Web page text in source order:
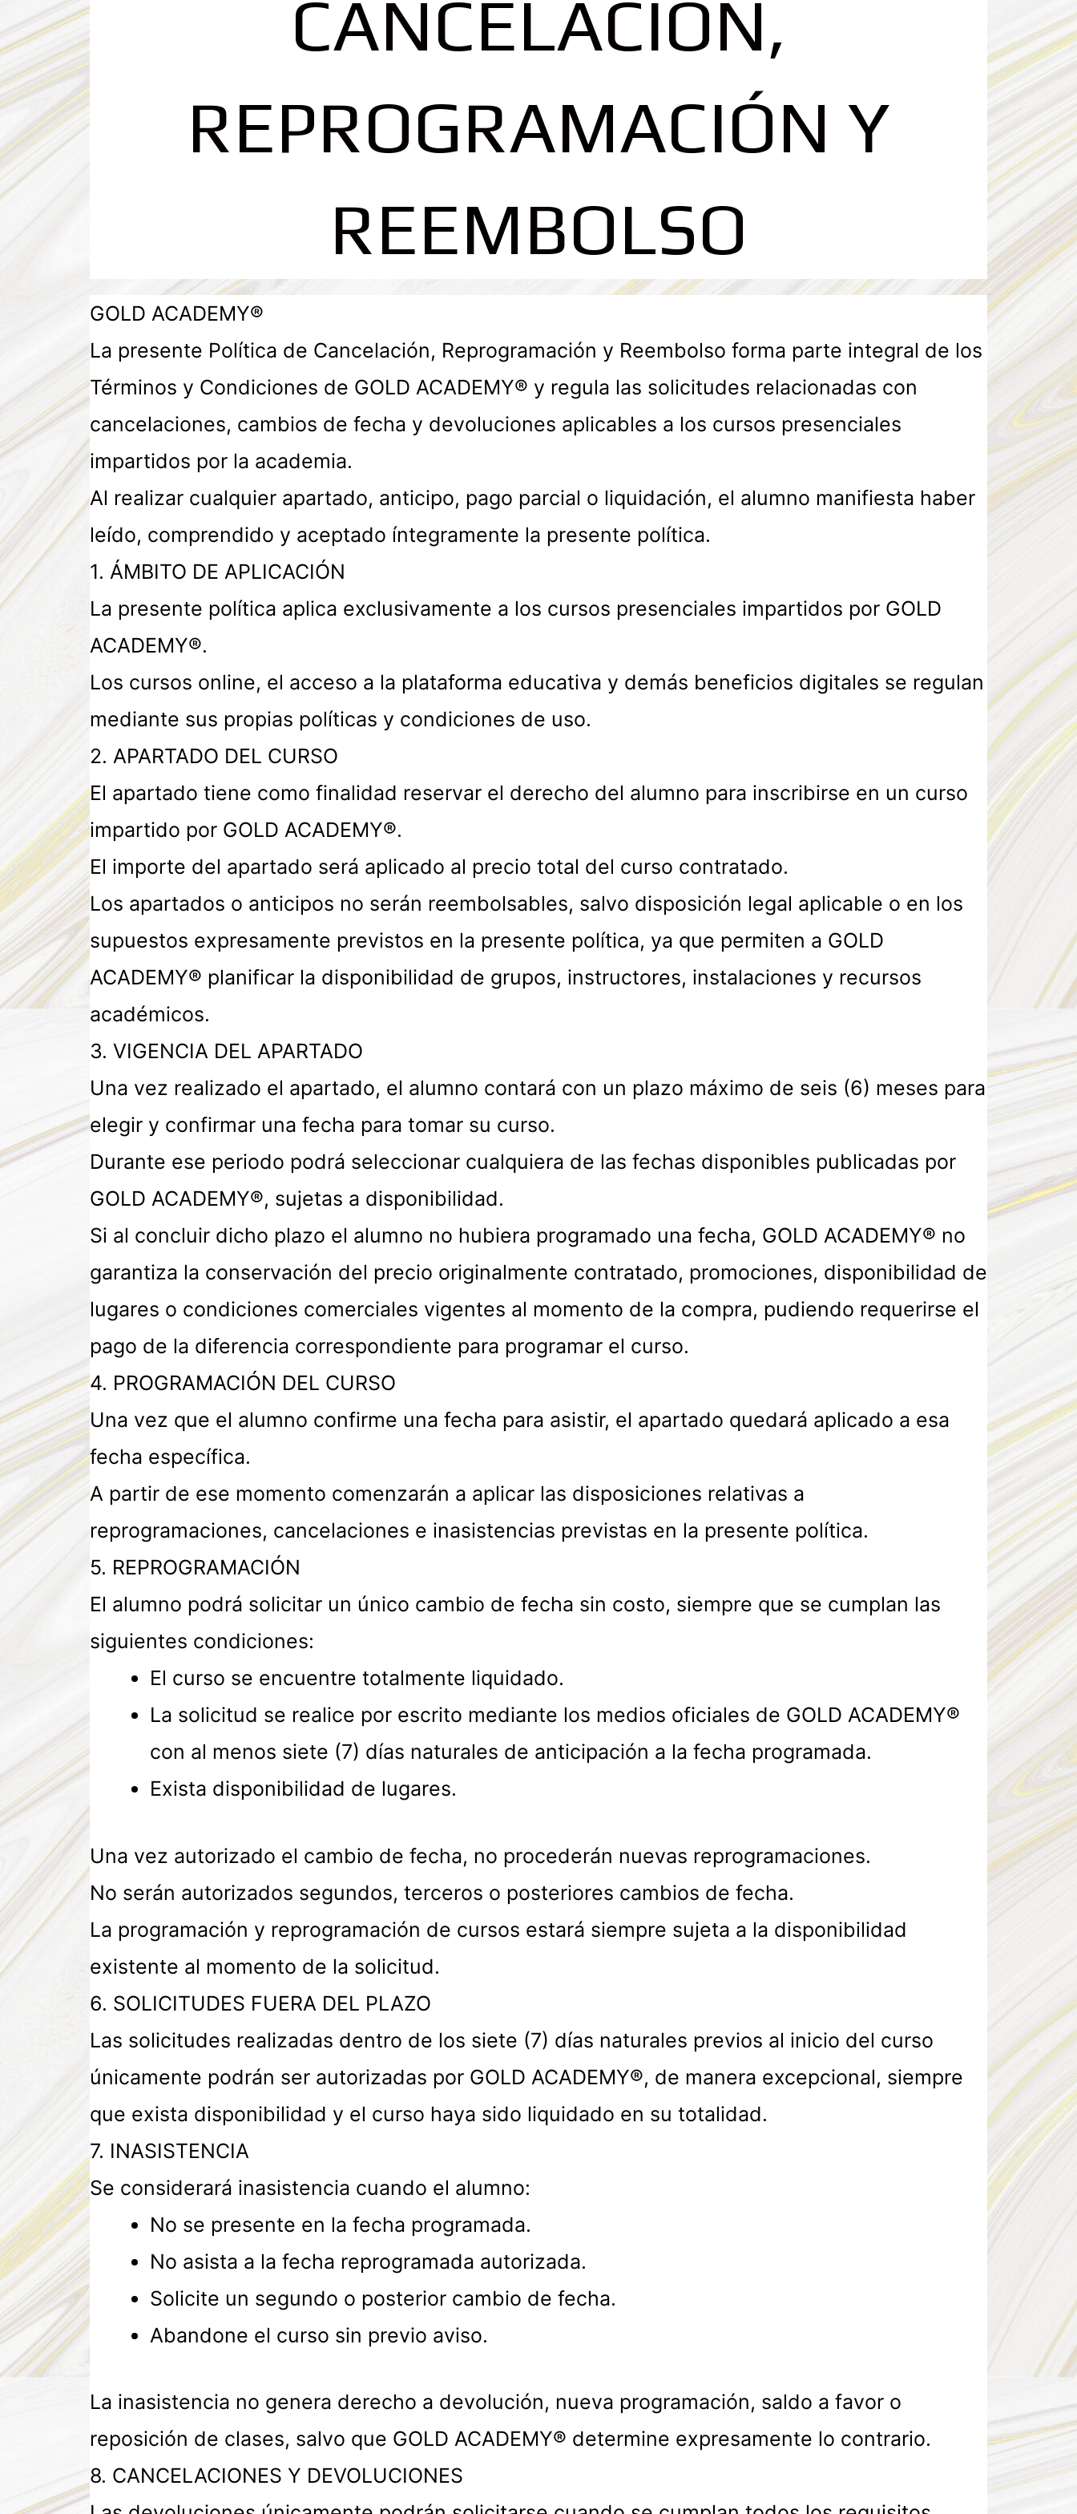
CANCELACIÓN,
REPROGRAMACIÓN Y
REEMBOLSO
GOLD ACADEMY®
La presente Política de Cancelación, Reprogramación y Reembolso forma parte integral de los
Términos y Condiciones de GOLD ACADEMY® y regula las solicitudes relacionadas con
cancelaciones, cambios de fecha y devoluciones aplicables a los cursos presenciales
impartidos por la academia.
Al realizar cualquier apartado, anticipo, pago parcial o liquidación, el alumno manifiesta haber
leído, comprendido y aceptado íntegramente la presente política.
1. ÁMBITO DE APLICACIÓN
La presente política aplica exclusivamente a los cursos presenciales impartidos por GOLD
ACADEMY®.
Los cursos online, el acceso a la plataforma educativa y demás beneficios digitales se regulan
mediante sus propias políticas y condiciones de uso.
2. APARTADO DEL CURSO
El apartado tiene como finalidad reservar el derecho del alumno para inscribirse en un curso
impartido por GOLD ACADEMY®.
El importe del apartado será aplicado al precio total del curso contratado.
Los apartados o anticipos no serán reembolsables, salvo disposición legal aplicable o en los
supuestos expresamente previstos en la presente política, ya que permiten a GOLD
ACADEMY® planificar la disponibilidad de grupos, instructores, instalaciones y recursos
académicos.
3. VIGENCIA DEL APARTADO
Una vez realizado el apartado, el alumno contará con un plazo máximo de seis (6) meses para
elegir y confirmar una fecha para tomar su curso.
Durante ese periodo podrá seleccionar cualquiera de las fechas disponibles publicadas por
GOLD ACADEMY®, sujetas a disponibilidad.
Si al concluir dicho plazo el alumno no hubiera programado una fecha, GOLD ACADEMY® no
garantiza la conservación del precio originalmente contratado, promociones, disponibilidad de
lugares o condiciones comerciales vigentes al momento de la compra, pudiendo requerirse el
pago de la diferencia correspondiente para programar el curso.
4. PROGRAMACIÓN DEL CURSO
Una vez que el alumno confirme una fecha para asistir, el apartado quedará aplicado a esa
fecha específica.
A partir de ese momento comenzarán a aplicar las disposiciones relativas a
reprogramaciones, cancelaciones e inasistencias previstas en la presente política.
5. REPROGRAMACIÓN
El alumno podrá solicitar un único cambio de fecha sin costo, siempre que se cumplan las
siguientes condiciones:
El curso se encuentre totalmente liquidado.
La solicitud se realice por escrito mediante los medios oficiales de GOLD ACADEMY®
con al menos siete (7) días naturales de anticipación a la fecha programada.
Exista disponibilidad de lugares.
Una vez autorizado el cambio de fecha, no procederán nuevas reprogramaciones.
No serán autorizados segundos, terceros o posteriores cambios de fecha.
La programación y reprogramación de cursos estará siempre sujeta a la disponibilidad
existente al momento de la solicitud.
6. SOLICITUDES FUERA DEL PLAZO
Las solicitudes realizadas dentro de los siete (7) días naturales previos al inicio del curso
únicamente podrán ser autorizadas por GOLD ACADEMY®, de manera excepcional, siempre
que exista disponibilidad y el curso haya sido liquidado en su totalidad.
7. INASISTENCIA
Se considerará inasistencia cuando el alumno:
No se presente en la fecha programada.
No asista a la fecha reprogramada autorizada.
Solicite un segundo o posterior cambio de fecha.
Abandone el curso sin previo aviso.
La inasistencia no genera derecho a devolución, nueva programación, saldo a favor o
reposición de clases, salvo que GOLD ACADEMY® determine expresamente lo contrario.
8. CANCELACIONES Y DEVOLUCIONES